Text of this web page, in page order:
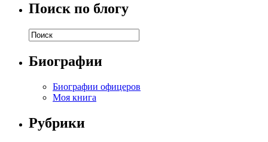
Поиск по блогу
Биографии
Биографии офицеров
Моя книга
Рубрики